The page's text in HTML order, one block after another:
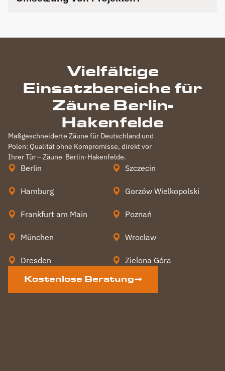
Vielfältige
Einsatzbereiche für
Zäune Berlin-
Hakenfelde
Maßgeschneiderte Zäune für Deutschland und
Polen: Qualität ohne Kompromisse, direkt vor
Ihrer Tür – Zäune Berlin-Hakenfelde.
Berlin
Hamburg
Frankfurt am Main
München
Dresden
Szczecin
Gorzów Wielkopolski
Poznań
Wrocław
Zielona Góra
Kostenlose Beratung